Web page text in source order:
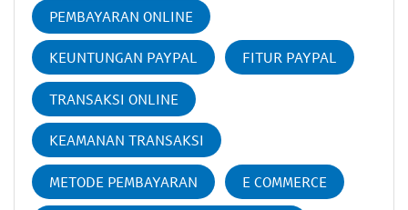
PEMBAYARAN ONLINE
KEUNTUNGAN PAYPAL FITUR PAYPAL
TRANSAKSI ONLINE
KEAMANAN TRANSAKSI
METODE PEMBAYARAN E COMMERCE